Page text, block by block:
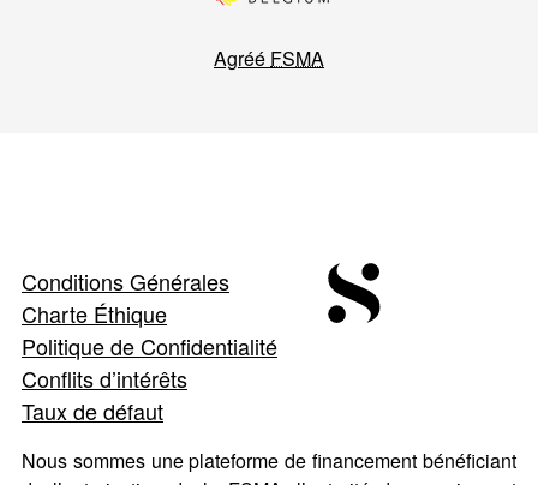
Agréé FSMA
Conditions Générales
Charte Éthique
Politique de Confidentialité
Conflits d’intérêts
Taux de défaut
Nous sommes une plateforme de financement bénéficiant